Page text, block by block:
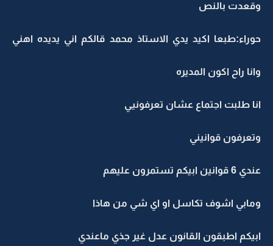
وقعدت بالنص
حوراء:طبعا اكيد يدي الاستاذ محمد قالكم اني يديده اهني
وانا راح اكون المديره
انا طلبت اجتماع عشان تعرفونيي
وتعرفون قوانيني
عندي 6 قوانين ابيكم تستمرون عليهم
ومابي اشوف تكاسل او اي شي من هاذا
ابيكم اطبقون القانون عدل غير جذي ماعندي